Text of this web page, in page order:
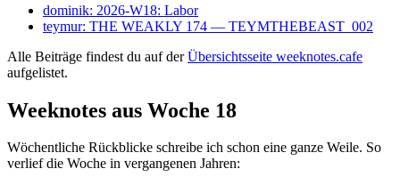
dominik: 2026-W18: Labor
teymur: THE WEAKLY 174 — TEYMTHEBEAST_002
Alle Beiträge findest du auf derÜbersichtsseite weeknotes.cafe
aufgelistet.
Weeknotes aus Woche 18
Wöchentliche Rückblicke schreibe ich schon eine ganze Weile. So
verlief die Woche in vergangenen Jahren: